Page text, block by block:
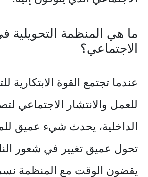
ما هي المنظمة التحويلية في
الاجتماعي؟
عندما تجتمع القوة الابتكارية
للعمل والانتشار الاجتماعي
الداخلية، يحدث شيء عميق
تحول عميق تغيير في شعور
يقضون الوقت مع المنظمة